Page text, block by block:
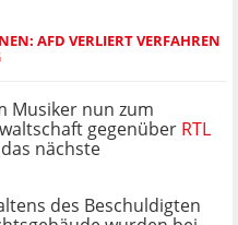
AFD VERLIERT VERFAHREN
Musiker nun zum
gegenüber RTL
nächste
des Beschuldigten